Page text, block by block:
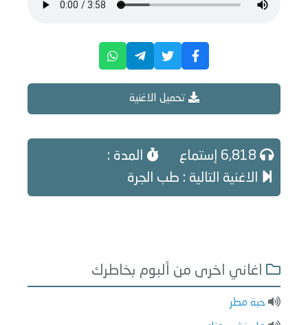
تحميل الاغنية
المدة :
الاغنية التالية : طب الجرة
اغاني اخرى من ألبوم بخاطرك
حبة مطر